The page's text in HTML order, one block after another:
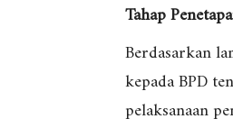
Tahap
Berdasarkan
kepada BPD
pelaksanaan